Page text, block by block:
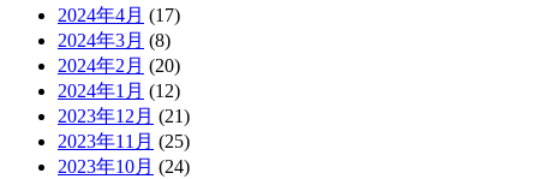
2024年4月 (17)
2024年3月 (8)
2024年2月 (20)
2024年1月 (12)
2023年12月 (21)
2023年11月 (25)
2023年10月 (24)